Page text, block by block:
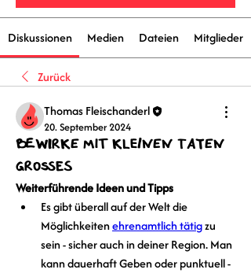
Diskussionen Medien Dateien Mitglieder
Zurück
Thomas Fleischanderl
20. September 2024
Bewirke mit kleinen Taten
Großes
Weiterführende Ideen und Tipps
Es gibt überall auf der Welt die
Möglichkeiten ehrenamtlich tätig zu
sein - sicher auch in deiner Region. Man
kann dauerhaft Geben oder punktuell -